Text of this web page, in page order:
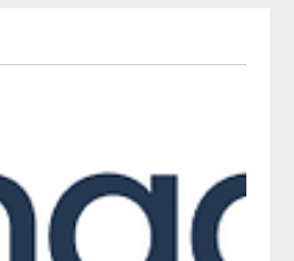
2026/08/07/17:53:45